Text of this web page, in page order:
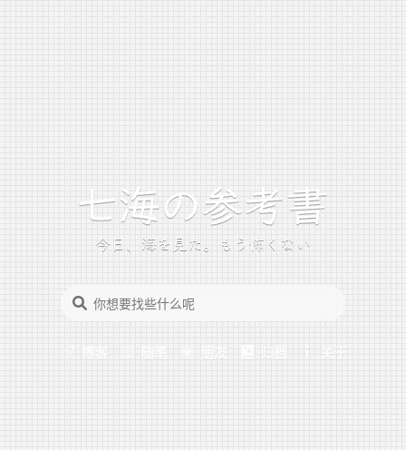
今日、海を見た。もう怖くない
博客 随笔 朋友 归档 关于